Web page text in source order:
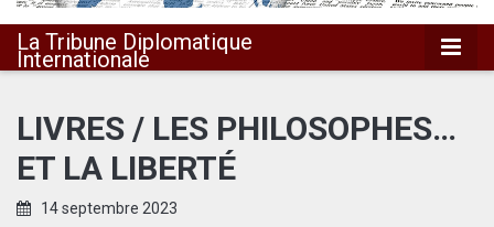
Internationale
La Tribune Diplomatique
Internationale
LIVRES / LES PHILOSOPHES…
ET LA LIBERTÉ
14 septembre 2023